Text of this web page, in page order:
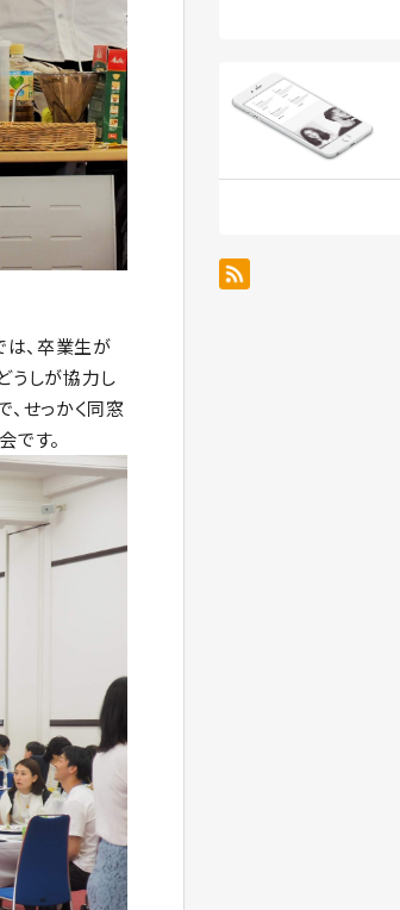
、卒業生が
うしが協力し
せっかく同窓
です。